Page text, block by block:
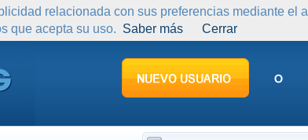
relacionada con sus preferencias mediante el
que acepta su uso. Saber más Cerrar